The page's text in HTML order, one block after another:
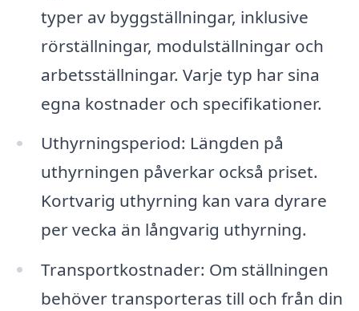
typer av byggställningar, inklusive
rörställningar, modulställningar och
arbetsställningar. Varje typ har sina
egna kostnader och specifikationer.
Uthyrningsperiod: Längden på
uthyrningen påverkar också priset.
Kortvarig uthyrning kan vara dyrare
per vecka än långvarig uthyrning.
Transportkostnader: Om ställningen
behöver transporteras till och från din